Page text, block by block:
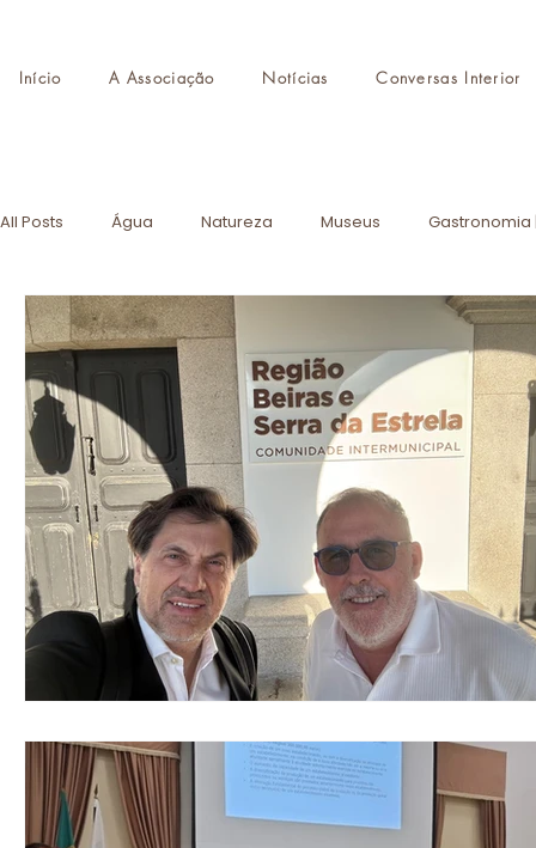
Início A Associação Notícias Conversas Interior
All Posts Água Natureza Museus Gastronomia
Destinos de Autor Monumentos AITI
CMTI Formação Turismo de Portugal